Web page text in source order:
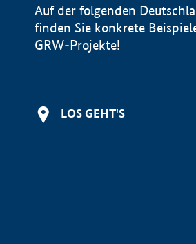
Auf der folgenden
finden Sie konkrete
GRW-Projekte!
LOS GEHT'S